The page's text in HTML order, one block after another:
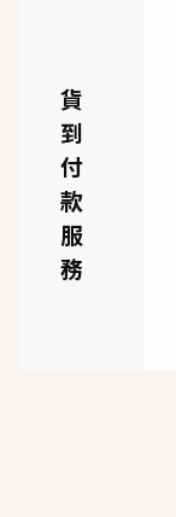
貨
到
付
款
服
務